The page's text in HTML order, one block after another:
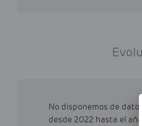
No disponemos de
desde 2022 hasta el